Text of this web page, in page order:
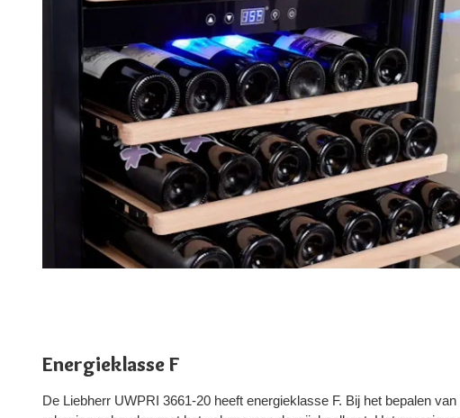
Energieklasse F
De Liebherr UWPRI 3661-20 heeft energieklasse F. Bij het bepalen